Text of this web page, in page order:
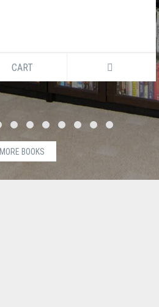
CART
MORE BOOKS